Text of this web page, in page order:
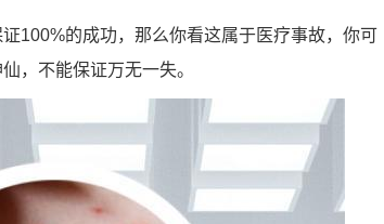
100%的成功，那么你看这属于医疗事故，你可
，不能保证万无一失。